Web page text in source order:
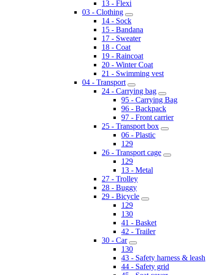
13 - Flexi
03 - Clothing
14 - Sock
15 - Bandana
17 - Sweater
18 - Coat
19 - Raincoat
20 - Winter Coat
21 - Swimming vest
04 - Transport
24 - Carrying bag
95 - Carrying Bag
96 - Backpack
97 - Front carrier
25 - Transport box
06 - Plastic
129
26 - Transport cage
129
13 - Metal
27 - Trolley
28 - Buggy
29 - Bicycle
129
130
41 - Basket
42 - Trailer
30 - Car
130
43 - Safety harness & leash
44 - Safety grid